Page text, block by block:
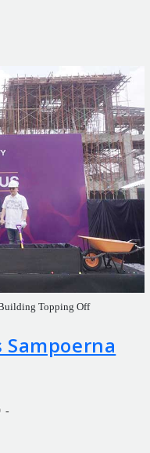
Building Topping Off